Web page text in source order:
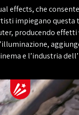
effects, che
impiegano questa
producendo
e l’industria